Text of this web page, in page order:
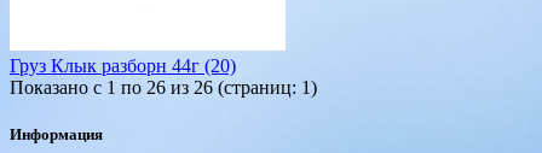
Груз Клык разборн 44г (20)
Показано с 1 по 26 из 26 (страниц: 1)
Информация